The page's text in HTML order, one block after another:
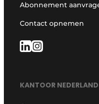
Abonnement
Contact opnemen
KANTOOR NEDERLAND